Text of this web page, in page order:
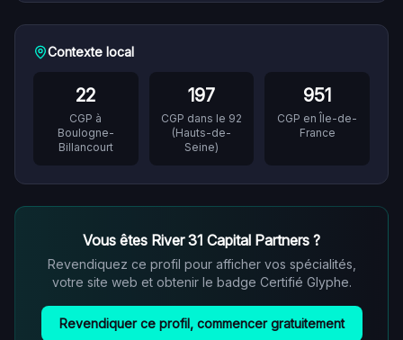
Contexte local
22
CGP à
Boulogne-
Billancourt
197
CGP dans le 92
(Hauts-de-
Seine)
951
CGP en Île-de-
France
Vous êtes River 31 Capital Partners ?
Revendiquez ce profil pour afficher vos spécialités,
votre site web et obtenir le badge Certifié Glyphe.
Revendiquer ce profil, commencer gratuitement